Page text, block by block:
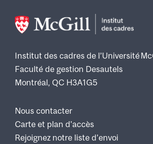
Institut des cadres de l’Université
Faculté de gestion Desautels
Montréal, QC H3A1G5
Footer
Nous contacter
Carte et plan d'accès
Rejoignez notre liste d’envoi